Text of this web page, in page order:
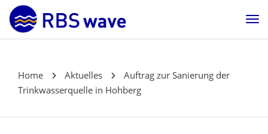
Home Aktuelles
Auftrag zur Sanierung der
Trinkwasserquelle in Hohberg